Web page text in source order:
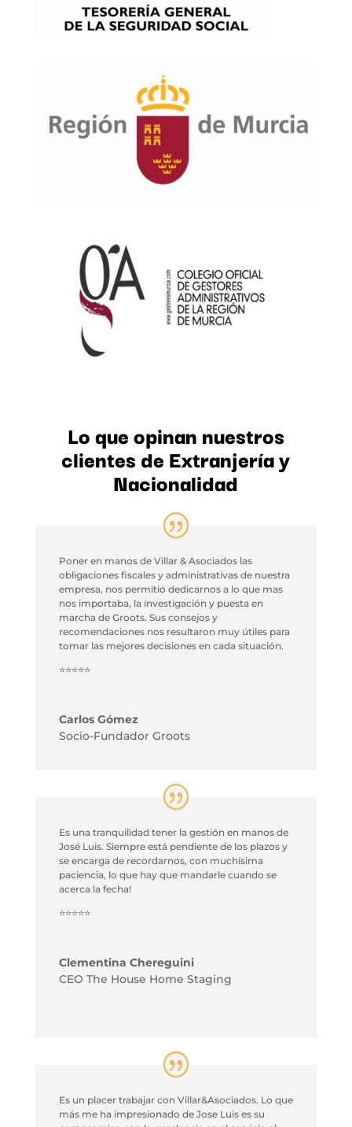
Lo que opinan nuestros
clientes de Extranjería y
Nacionalidad
Poner en manos de Villar & Asociados las
obligaciones fiscales y administrativas de nuestra
empresa, nos permitió dedicarnos a lo que mas
nos importaba, la investigación y puesta en
marcha de Groots. Sus consejos y
recomendaciones nos resultaron muy útiles para
tomar las mejores decisiones en cada situación.
⭐⭐⭐⭐⭐
Carlos Gómez
Socio-Fundador Groots
Es una tranquilidad tener la gestión en manos de
José Luis. Siempre está pendiente de los plazos y
se encarga de recordarnos, con muchísima
paciencia, lo que hay que mandarle cuando se
acerca la fecha!
⭐⭐⭐⭐⭐
Clementina Chereguini
CEO The House Home Staging
Es un placer trabajar con Villar&Asociados. Lo que
más me ha impresionado de Jose Luis es su